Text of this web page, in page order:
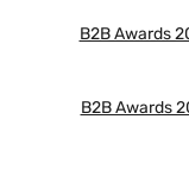
B2B Awards
B2B Awards